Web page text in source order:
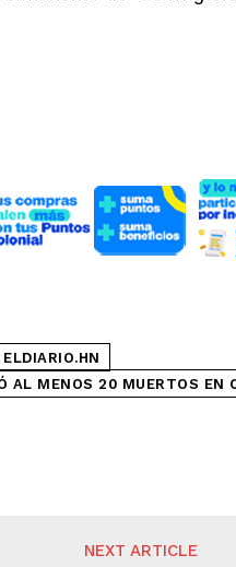
ELDIARIO.HN
AL MENOS 20 MUERTOS EN
NEXT ARTICLE